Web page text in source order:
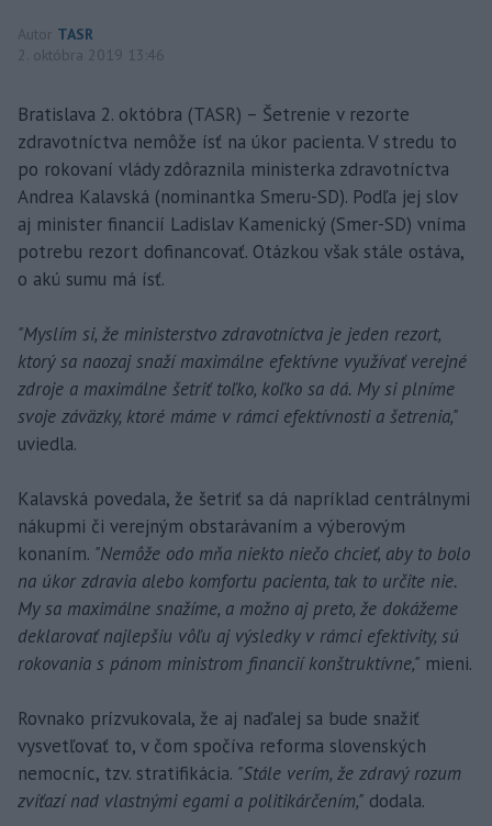
Autor TASR
2. októbra 2019 13:46
Bratislava 2. októbra (TASR) – Šetrenie v rezorte
zdravotníctva nemôže ísť na úkor pacienta. V stredu to
po rokovaní vlády zdôraznila ministerka zdravotníctva
Andrea Kalavská (nominantka Smeru-SD). Podľa jej slov
aj minister financií Ladislav Kamenický (Smer-SD) vníma
potrebu rezort dofinancovať. Otázkou však stále ostáva,
o akú sumu má ísť.
"Myslím si, že ministerstvo zdravotníctva je jeden rezort,
ktorý sa naozaj snaží maximálne efektívne využívať verejné
zdroje a maximálne šetriť toľko, koľko sa dá. My si plníme
svoje záväzky, ktoré máme v rámci efektívnosti a šetrenia,"
uviedla.
Kalavská povedala, že šetriť sa dá napríklad centrálnymi
nákupmi či verejným obstarávaním a výberovým
konaním. "Nemôže odo mňa niekto niečo chcieť, aby to bolo
na úkor zdravia alebo komfortu pacienta, tak to určite nie.
My sa maximálne snažíme, a možno aj preto, že dokážeme
deklarovať najlepšiu vôľu aj výsledky v rámci efektivity, sú
rokovania s pánom ministrom financií konštruktívne," mieni.
Rovnako prízvukovala, že aj naďalej sa bude snažiť
vysvetľovať to, v čom spočíva reforma slovenských
nemocníc, tzv. stratifikácia. "Stále verím, že zdravý rozum
zvíťazí nad vlastnými egami a politikárčením," dodala.